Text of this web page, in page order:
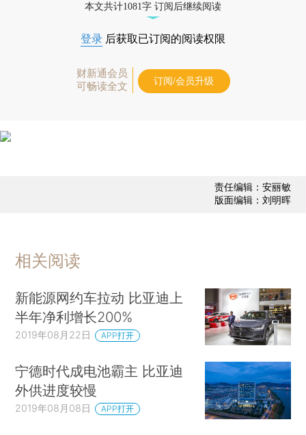
本文共计1081字 订阅后继续阅读
登录 后获取已订阅的阅读权限
财新通会员
可畅读全文
订阅/会员升级
责任编辑：安丽敏
版面编辑：刘明晖
相关阅读
新能源网约车拉动 比亚迪上
半年净利增长200%
2019年08月22日 APP打开
宁德时代成电池霸主 比亚迪
外供进度较慢
2019年08月08日 APP打开